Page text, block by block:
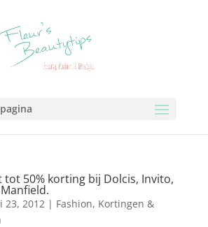
tot 50% korting bij Dolcis, Invito,
23, 2012| Fashion, Kortingen &